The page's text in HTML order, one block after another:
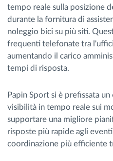
tempo reale sulla posizione
durante la fornitura di
noleggio bici su più siti.
frequenti telefonate tra
aumentando il carico
tempi di risposta.
Papin Sport si è prefissata
visibilità in tempo reale sui
supportare una migliore
risposte più rapide agli
coordinazione più efficiente